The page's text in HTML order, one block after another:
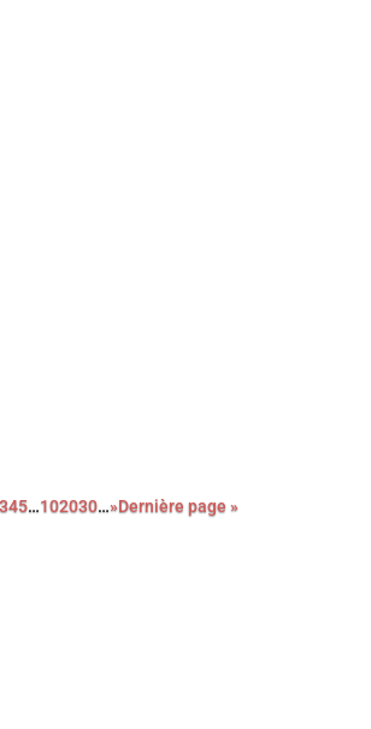
45…102030…»Dernière page »